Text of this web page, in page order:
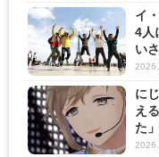
イ
4人
い
に
え
た